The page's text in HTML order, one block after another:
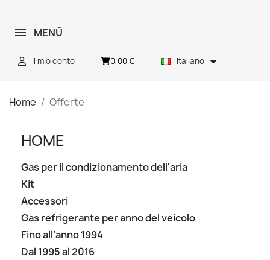
MENÙ
Il mio conto 0,00 € Italiano
Home Offerte
HOME
Gas per il condizionamento dell'aria
Kit
Accessori
Gas refrigerante per anno del veicolo
Fino all’anno 1994
Dal 1995 al 2016